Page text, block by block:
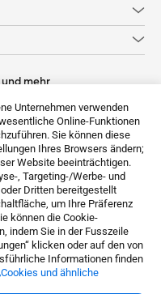
Unternehmen verwenden
Online-Funktionen
Sie können diese
Ihres Browsers ändern;
Website beeinträchtigen.
, Targeting-/Werbe- und
Dritten bereitgestellt
um Ihre Präferenz
können die Cookie-
indem Sie in der Fusszeile
klicken oder auf den von
Informationen finden
und ähnliche
mehr
Sign up